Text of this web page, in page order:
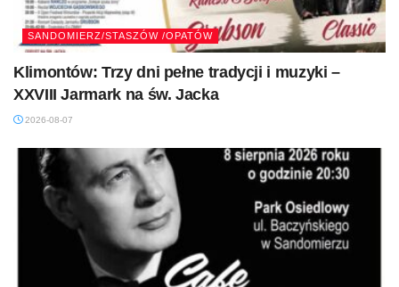
SANDOMIERZ/STASZÓW /OPATÓW
Klimontów: Trzy dni pełne tradycji i muzyki –
XXVIII Jarmark na św. Jacka
2026-08-07